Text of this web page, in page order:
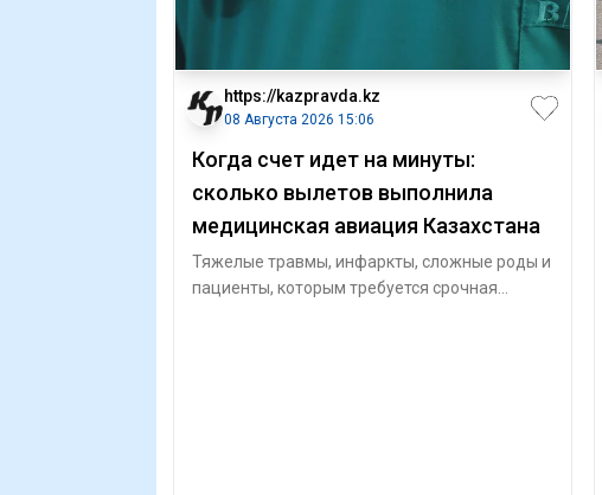
https://kazpravda.kz
08 Августа 2026 15:06
Когда счет идет на минуты:
сколько вылетов выполнила
медицинская авиация Казахстана
Тяжелые травмы, инфаркты, сложные роды и
пациенты, которым требуется срочная